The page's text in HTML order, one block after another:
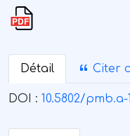
Détail Citer
DOI : 10.5802/pmb.a-